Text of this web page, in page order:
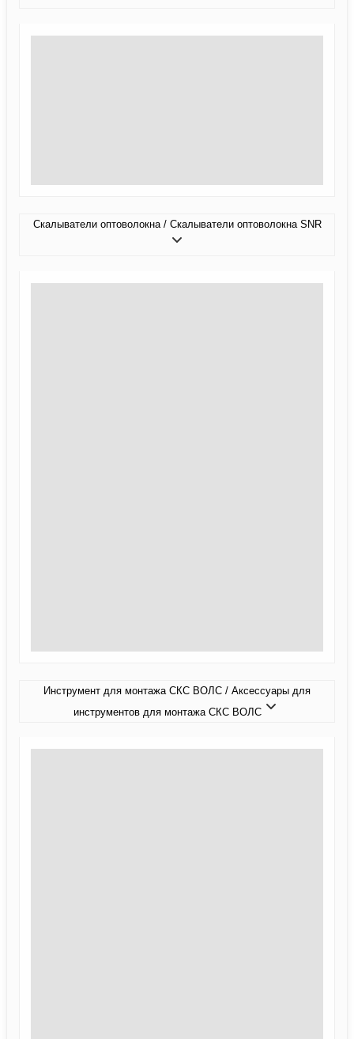
Скалыватели оптоволокна / Скалыватели оптоволокна SNR
Инструмент для монтажа СКС ВОЛС / Аксессуары для
инструментов для монтажа СКС ВОЛС